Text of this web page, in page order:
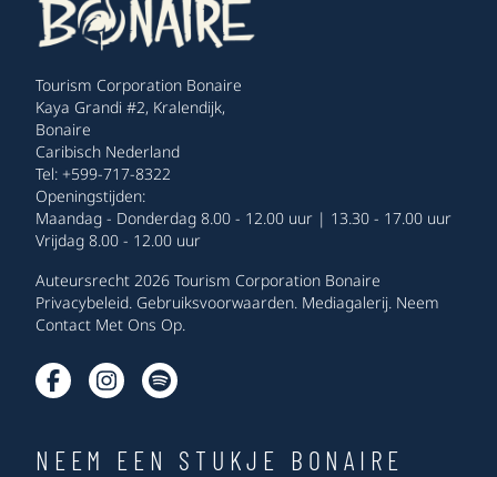
Tourism Corporation Bonaire
Kaya Grandi #2, Kralendijk,
Bonaire
Caribisch Nederland
Tel: +599-717-8322
Openingstijden:
Maandag - Donderdag 8.00 - 12.00 uur | 13.30 - 17.00 uur
Vrijdag 8.00 - 12.00 uur
Auteursrecht 2026 Tourism Corporation Bonaire
Privacybeleid. Gebruiksvoorwaarden. Mediagalerij. Neem
Contact Met Ons Op.
NEEM EEN STUKJE BONAIRE